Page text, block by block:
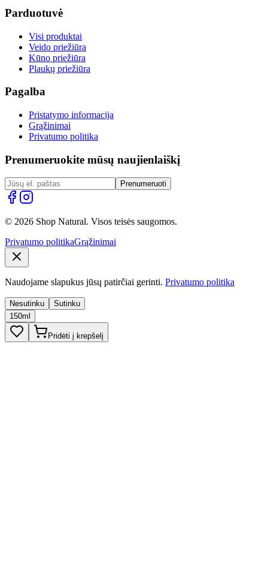
Parduotuvė
Visi produktai
Veido priežiūra
Kūno priežiūra
Plaukų priežiūra
Pagalba
Pristatymo informacija
Grąžinimai
Privatumo politika
Prenumeruokite mūsų naujienlaiškį
Prenumeruoti
© 2026 Shop Natural. Visos teisės saugomos.
Privatumo politikaGrąžinimai
Naudojame slapukus jūsų patirčiai gerinti. Privatumo politika
Nesutinku
Sutinku
150ml
Pridėti į krepšelį